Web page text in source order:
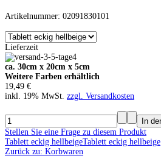
Artikelnummer: 02091830101
Lieferzeit
ca. 30cm x 20cm x 5cm
Weitere Farben erhältlich
19,49 €
inkl. 19% MwSt. zzgl. Versandkosten
Stellen Sie eine Frage zu diesem Produkt
Tablett eckig hellbeigeTablett eckig hellbeige
Zurück zu: Korbwaren